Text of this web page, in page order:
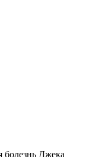
болезнь Джека